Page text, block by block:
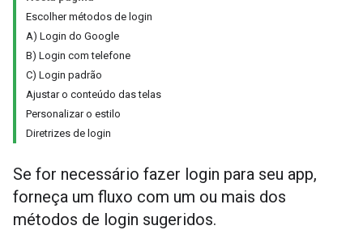
Escolher métodos de login
A) Login do Google
B) Login com telefone
C) Login padrão
Ajustar o conteúdo das telas
Personalizar o estilo
Diretrizes de login
Se for necessário fazer login para seu app,
forneça um fluxo com um ou mais dos
métodos de login sugeridos.